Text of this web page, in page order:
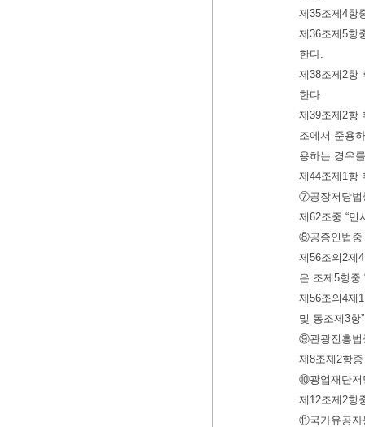
제35조제4항
제36조제5항
한다.
제38조제2항
한다.
제39조제2항
조에서 준용
용하는 경우
제44조제1항
⑦공장저당법
제62조중 “민
⑧공증인법중
제56조의2제
은 조제5항중
제56조의4제
및 동조제3항
⑨관광진흥법
제8조제2항중
⑩광업재단저
제12조제2항
⑪국가유공자